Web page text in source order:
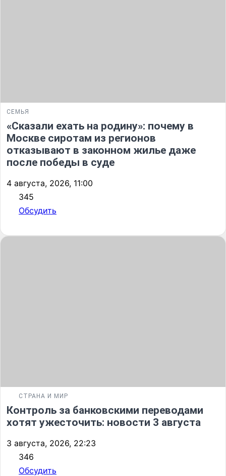
СЕМЬЯ
«Сказали ехать на родину»: почему в
Москве сиротам из регионов
отказывают в законном жилье даже
после победы в суде
4 августа, 2026, 11:00
345
Обсудить
СТРАНА И МИР
Контроль за банковскими переводами
хотят ужесточить: новости 3 августа
3 августа, 2026, 22:23
346
Обсудить